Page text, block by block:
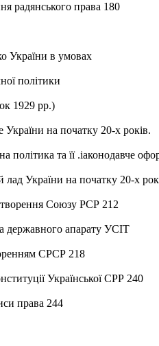
радянського права 180
України в умовах
політики
1929 рр.)
на початку 20-х років.
політика та її .іаконодавче
України на початку 20-х
Союзу РСР 212
державного апарату УСІТ
СРСР 218
Української СРР 240
права 244